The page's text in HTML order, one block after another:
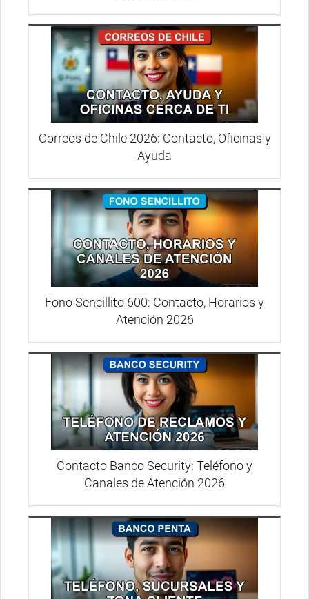
Correos de Chile 2026: Contacto, Oficinas y
Ayuda
Fono Sencillito 600: Contacto, Horarios y
Atención 2026
Contacto Banco Security: Teléfono y
Canales de Atención 2026